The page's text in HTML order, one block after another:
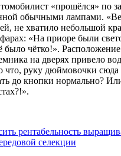
«прошёлся» по
обычными лампами.
не хватило небольшой
«На приоре были
было чётко!».
на дверях привело
что, руку дюймовочки
до кнопки нормально?
рентабельность
селекции